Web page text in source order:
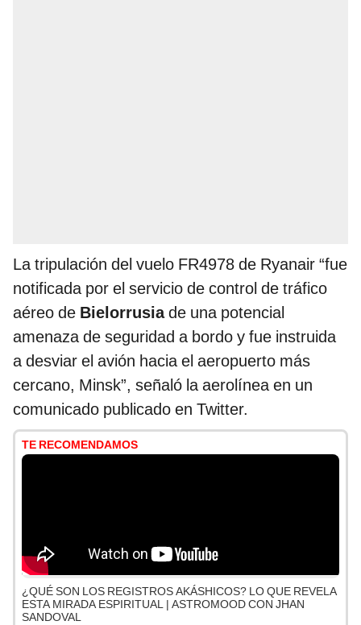
La tripulación del vuelo FR4978 de Ryanair “fue
notificada por el servicio de control de tráfico
aéreo de Bielorrusiade una potencial
amenaza de seguridad a bordo y fue instruida
a desviar el avión hacia el aeropuerto más
cercano, Minsk”, señaló la aerolínea en un
comunicado publicado en Twitter.
TE RECOMENDAMOS
¿QUÉ SON LOS REGISTROS AKÁSHICOS? LO QUE REVELA
ESTA MIRADA ESPIRITUAL | ASTROMOOD CON JHAN
SANDOVAL